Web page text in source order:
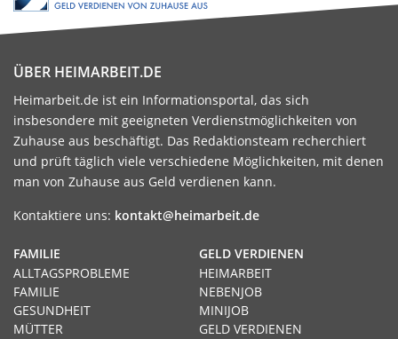
ÜBER HEIMARBEIT.DE
Heimarbeit.de ist ein Informationsportal, das sich
insbesondere mit geeigneten Verdienstmöglichkeiten von
Zuhause aus beschäftigt. Das Redaktionsteam recherchiert
und prüft täglich viele verschiedene Möglichkeiten, mit denen
man von Zuhause aus Geld verdienen kann.
Kontaktiere uns: kontakt@heimarbeit.de
GELD VERDIENEN
HEIMARBEIT
NEBENJOB
MINIJOB
GELD VERDIENEN
FAMILIE
ALLTAGSPROBLEME
FAMILIE
GESUNDHEIT
MÜTTER